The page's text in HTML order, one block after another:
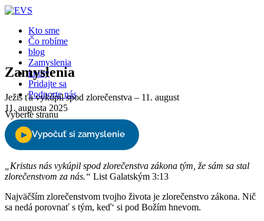
Kto sme
Čo robíme
blog
Zamyslenia
knihy
Pridajte sa
Podporte nás
Vyberte stranu
Zamyslenia
Ježiš ťa vykúpil spod zlorečenstva – 11. august
11. augusta 2025
„Kristus nás vykúpil spod zlorečenstva zákona tým, že sám sa stal
zlorečenstvom za nás.“ List Galatským 3:13
Najväčším zlorečenstvom tvojho života je zlorečenstvo zákona. Nič
sa nedá porovnať s tým, keď‘ si pod Božím hnevom.